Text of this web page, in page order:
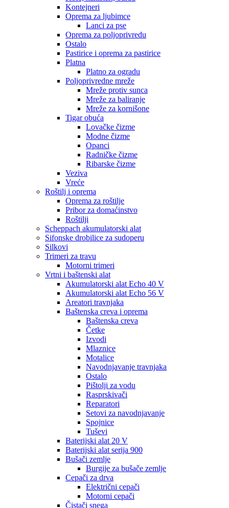
Kontejneri
Oprema za ljubimce
Lanci za pse
Oprema za poljoprivredu
Ostalo
Pastirice i oprema za pastirice
Platna
Platno za ogradu
Poljoprivredne mreže
Mreže protiv sunca
Mreže za baliranje
Mreže za kornišone
Tigar obuća
Lovačke čizme
Modne čizme
Opanci
Radničke čizme
Ribarske čizme
Veziva
Vreće
Roštilj i oprema
Oprema za roštilje
Pribor za domaćinstvo
Roštilji
Scheppach akumulatorski alat
Sifonske drobilice za sudoperu
Silkovi
Trimeri za travu
Motorni trimeri
Vrtni i baštenski alat
Akumulatorski alat Echo 40 V
Akumulatorski alat Echo 56 V
Areatori travnjaka
Baštenska creva i oprema
Baštenska creva
Četke
Izvodi
Mlaznice
Motalice
Navodnjavanje travnjaka
Ostalo
Pištolji za vodu
Rasprskivači
Reparatori
Setovi za navodnjavanje
Spojnice
Tuševi
Baterijski alat 20 V
Baterijski alat serija 900
Bušači zemlje
Burgije za bušače zemlje
Cepači za drva
Električni cepači
Motorni cepači
Čistači snega